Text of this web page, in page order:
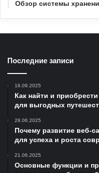
Обзор системы
Последние записи
16.09.2025
Как найти и
для выгодных
28.06.2025
Почему развитие веб-
для успеха и роста
21.06.2025
Основные функции и